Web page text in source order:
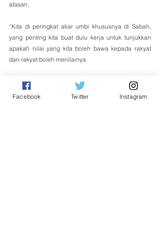
atasan.
“Kita di peringkat akar umbi khususnya di Sabah,
yang penting kita buat dulu kerja untuk tunjukkan
apakah nilai yang kita boleh bawa kepada rakyat
dan rakyat boleh menilainya.
“Kita juga ingin menunjukkan bahawa kita berfikiran
terbuka dan inovatif mencari kaedah baharu untuk
Facebook Twitter Instagram